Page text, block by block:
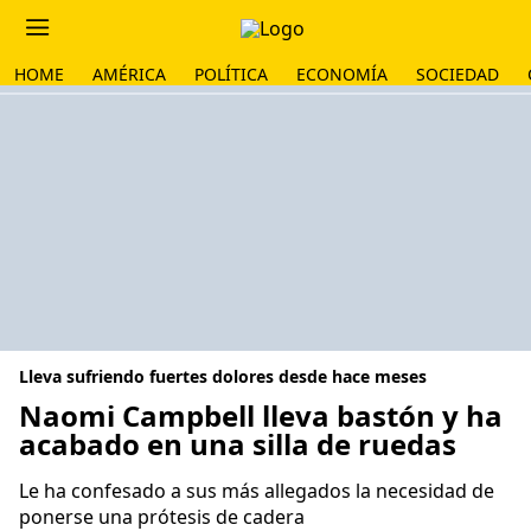
HOME AMÉRICA POLÍTICA ECONOMÍA SOCIEDAD
Lleva sufriendo fuertes dolores desde hace meses
Naomi Campbell lleva bastón y ha
acabado en una silla de ruedas
Le ha confesado a sus más allegados la necesidad de
ponerse una prótesis de cadera